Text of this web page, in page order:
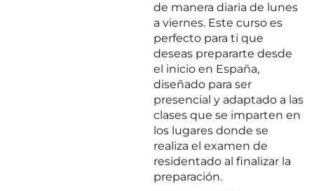
de manera diaria de lunes
a viernes.Este curso es
perfecto para ti que
deseas prepararte desde
el inicio en España,
diseñado para ser
presencial y adaptado a las
clases que se imparten en
los lugares donde se
realiza el examen de
residentado al finalizar la
preparación.